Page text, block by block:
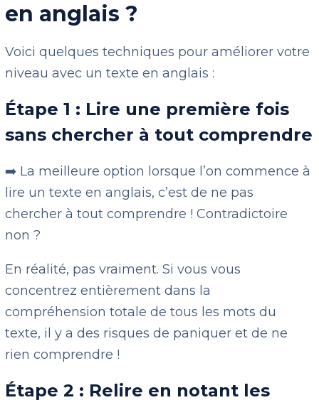
en anglais ?
Voici quelques techniques pour améliorer votre
niveau avec un texte en anglais :
Étape 1 : Lire une première fois
sans chercher à tout comprendre
➡️ La meilleure option lorsque l’on commence à
lire un texte en anglais, c’est de ne pas
chercher à tout comprendre ! Contradictoire
non ?
En réalité, pas vraiment. Si vous vous
concentrez entièrement dans la
compréhension totale de tous les mots du
texte, il y a des risques de paniquer et de ne
rien comprendre !
Étape 2 : Relire en notant les